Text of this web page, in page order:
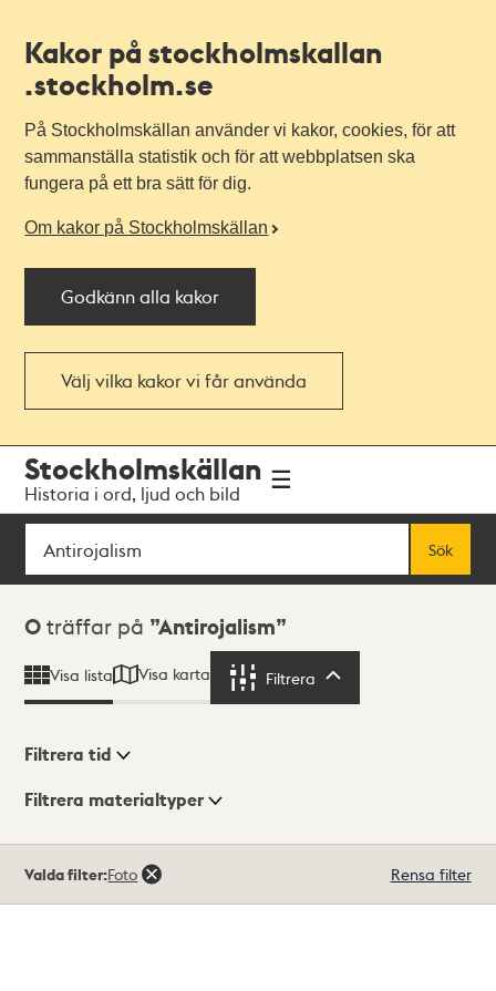
Kakor på stockholmskallan
.stockholm.se
På Stockholmskällan använder vi kakor, cookies, för att
sammanställa statistik och för att webbplatsen ska
fungera på ett bra sätt för dig.
Om kakor på Stockholmskällan
Godkänn alla kakor
Välj vilka kakor vi får använda
navigationen
huvudinnehållet
Stockholmskällan
Historia i ord, ljud och bild
Sök
Sök
Sökresultat
0 träffar på Antirojalism
Visa lista Visa karta Filtrera
Visningsläge
Filtrera tid
Filtrera materialtyper
träffar
Valda filter:Foto Rensa filter